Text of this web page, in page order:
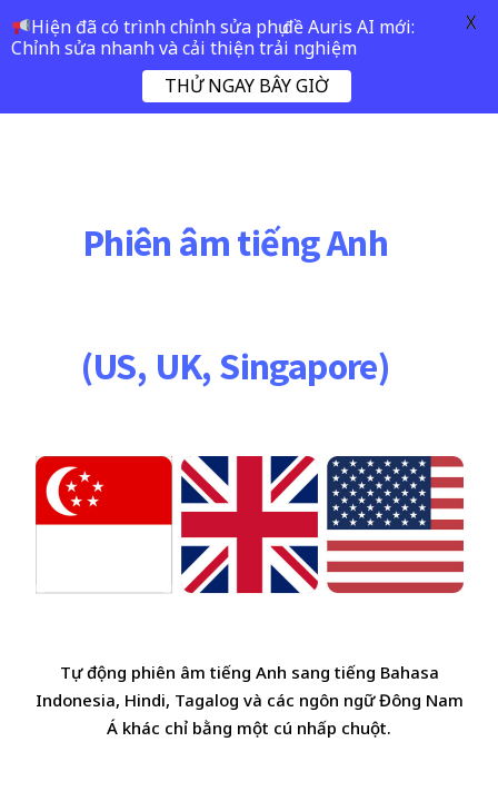
Phiên âm tiếng Anh
(US, UK, Singapore)
Tự động phiên âm tiếng Anh sang tiếng Bahasa
Indonesia, Hindi, Tagalog và các ngôn ngữ Đông Nam
Á khác chỉ bằng một cú nhấp chuột.
Hiện đã có trình chỉnh sửa phụ đề Auris AI mới:
Chỉnh sửa nhanh và cải thiện trải nghiệm
THỬ NGAY BÂY GIỜ
X